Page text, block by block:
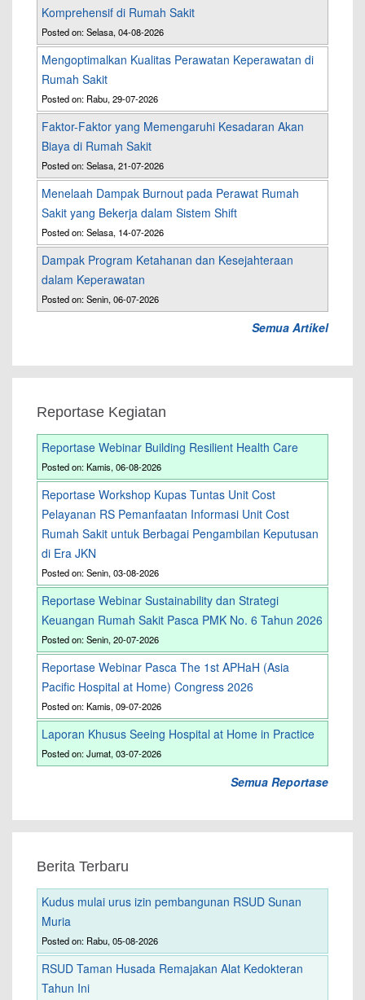
Komprehensif di Rumah Sakit
Posted on: Selasa, 04-08-2026
Mengoptimalkan Kualitas Perawatan Keperawatan di
Rumah Sakit
Posted on: Rabu, 29-07-2026
Faktor-Faktor yang Memengaruhi Kesadaran Akan
Biaya di Rumah Sakit
Posted on: Selasa, 21-07-2026
Menelaah Dampak Burnout pada Perawat Rumah
Sakit yang Bekerja dalam Sistem Shift
Posted on: Selasa, 14-07-2026
Dampak Program Ketahanan dan Kesejahteraan
dalam Keperawatan
Posted on: Senin, 06-07-2026
Semua Artikel
Reportase Kegiatan
Reportase Webinar Building Resilient Health Care
Posted on: Kamis, 06-08-2026
Reportase Workshop Kupas Tuntas Unit Cost
Pelayanan RS Pemanfaatan Informasi Unit Cost
Rumah Sakit untuk Berbagai Pengambilan Keputusan
di Era JKN
Posted on: Senin, 03-08-2026
Reportase Webinar Sustainability dan Strategi
Keuangan Rumah Sakit Pasca PMK No. 6 Tahun 2026
Posted on: Senin, 20-07-2026
Reportase Webinar Pasca The 1st APHaH (Asia
Pacific Hospital at Home) Congress 2026
Posted on: Kamis, 09-07-2026
Laporan Khusus Seeing Hospital at Home in Practice
Posted on: Jumat, 03-07-2026
Semua Reportase
Berita Terbaru
Kudus mulai urus izin pembangunan RSUD Sunan
Muria
Posted on: Rabu, 05-08-2026
RSUD Taman Husada Remajakan Alat Kedokteran
Tahun Ini